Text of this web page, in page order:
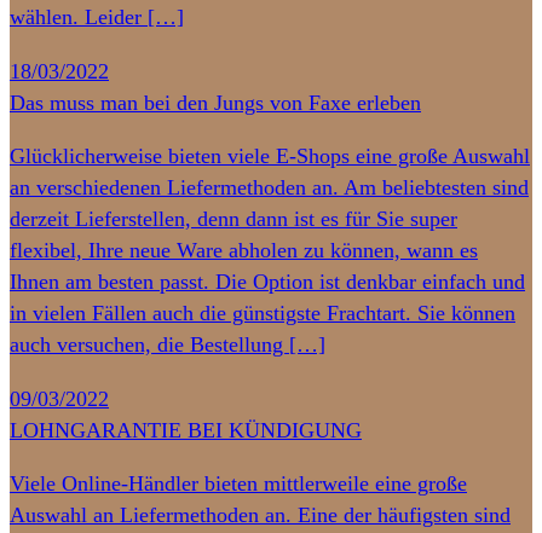
wählen. Leider […]
18/03/2022
Das muss man bei den Jungs von Faxe erleben
Glücklicherweise bieten viele E-Shops eine große Auswahl
an verschiedenen Liefermethoden an. Am beliebtesten sind
derzeit Lieferstellen, denn dann ist es für Sie super
flexibel, Ihre neue Ware abholen zu können, wann es
Ihnen am besten passt. Die Option ist denkbar einfach und
in vielen Fällen auch die günstigste Frachtart. Sie können
auch versuchen, die Bestellung […]
09/03/2022
LOHNGARANTIE BEI KÜNDIGUNG
Viele Online-Händler bieten mittlerweile eine große
Auswahl an Liefermethoden an. Eine der häufigsten sind